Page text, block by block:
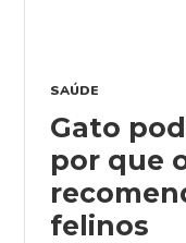
SAÚDE
Gato
por que
felinos